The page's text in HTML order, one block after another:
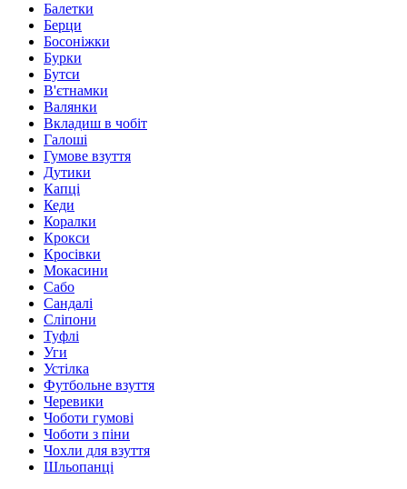
Балетки
Берци
Босоніжки
Бурки
Бутси
В'єтнамки
Валянки
Вкладиш в чобіт
Галоші
Гумове взуття
Дутики
Капці
Кеди
Коралки
Крокси
Кросівки
Мокасини
Сабо
Сандалі
Сліпони
Туфлі
Уги
Устілка
Футбольне взуття
Черевики
Чоботи гумові
Чоботи з піни
Чохли для взуття
Шльопанці